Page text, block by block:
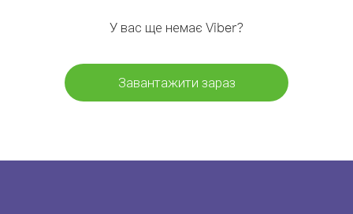
У вас ще немає Viber?
Завантажити зараз